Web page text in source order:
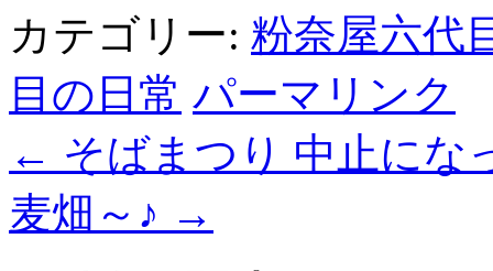
カテゴリー: 粉奈屋六代
目の日常 パーマリンク
← そばまつり 中止にな
麦畑～♪ →